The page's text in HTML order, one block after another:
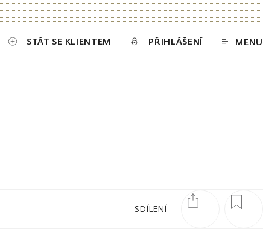
STÁT SE KLIENTEM PŘIHLÁŠENÍ MENU
SDÍLENÍ